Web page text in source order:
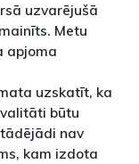
uzvarējušā
Metu
apjoma
uzskatīt, ka
būtu
nav
kam izdota